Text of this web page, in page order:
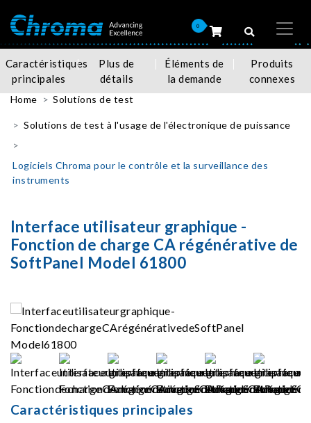
0
Caractéristiques
principales
Plus de
détails
Éléments de
la demande
Produits
connexes
Home Solutions de test
Solutions de test à l'usage de l'électronique de puissance
Logiciels Chroma pour le contrôle et la surveillance des
instruments
Interface utilisateur graphique -
Fonction de charge CA régénérative de
SoftPanel Model 61800
Caractéristiques principales